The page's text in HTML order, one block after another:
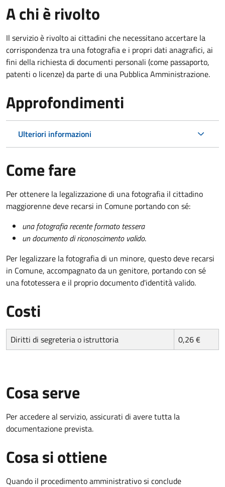
A chi è rivolto
Il servizio è rivolto ai cittadini che necessitano accertare la
corrispondenza tra una fotografia e i propri dati anagrafici, ai
fini della richiesta di documenti personali (come passaporto,
patenti o licenze) da parte di una Pubblica Amministrazione.
Approfondimenti
Ulteriori informazioni
Come fare
Per ottenere la legalizzazione di una fotografia il cittadino
maggiorenne deve recarsi in Comune portando con sé:
una fotografia recente formato tessera
un documento di riconoscimento valido.
Per legalizzare la fotografia di un minore, questo deve recarsi
in Comune, accompagnato da un genitore, portando con sé
una fototessera e il proprio documento d'identità valido.
Costi
Diritti di segreteria o istruttoria 0,26 €
Cosa serve
Per accedere al servizio, assicurati di avere tutta la
documentazione prevista.
Cosa si ottiene
Quando il procedimento amministrativo si conclude